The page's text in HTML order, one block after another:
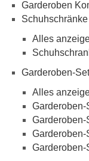
Garderoben
Schuhschränke
Alles
Garderoben-
Alles
Garderoben-
Garderoben-
Garderoben-
Garderoben-